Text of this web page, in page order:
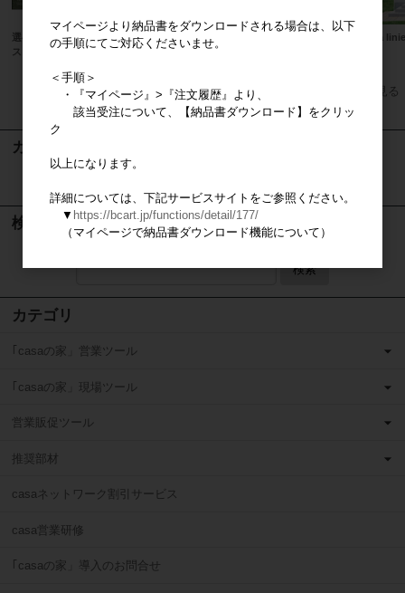
選べる！５枚セット「casaの家」ポ
スター
design casa クラフト模型 casa
すべてのおすすめ商品を見る
カート
検索
検索
カテゴリ
｢casaの家」営業ツール
｢casaの家」現場ツール
営業販促ツール
推奨部材
casaネットワーク割引サービス
casa営業研修
｢casaの家」導入のお問合せ
マイページより納品書をダウンロードされる場合は、以下
の手順にてご対応くださいませ。
＜手順＞
・『マイページ』>『注文履歴』より、
該当受注について、【納品書ダウンロード】をクリッ
ク
以上になります。
詳細については、下記サービスサイトをご参照ください。
▼ https://bcart.jp/functions/detail/177/
（マイページで納品書ダウンロード機能について）